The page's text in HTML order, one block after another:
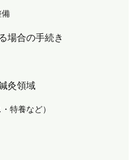
場合の手続き
灸領域
特養など）